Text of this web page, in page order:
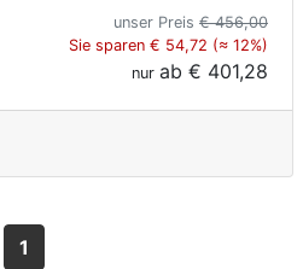
unser Preis € 456,00
Sie sparen € 54,72 (≈ 12%)
nur ab € 401,28
1